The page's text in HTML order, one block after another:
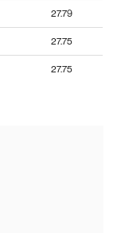
27.79
27.75
27.75